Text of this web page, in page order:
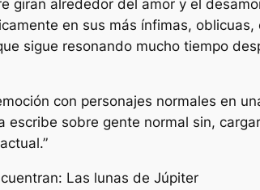
giran alrededor del amor y el
en sus más ínfimas,
sigue resonando mucho tiempo
con personajes normales en
sobre gente normal sin,
Las lunas de Júpiter